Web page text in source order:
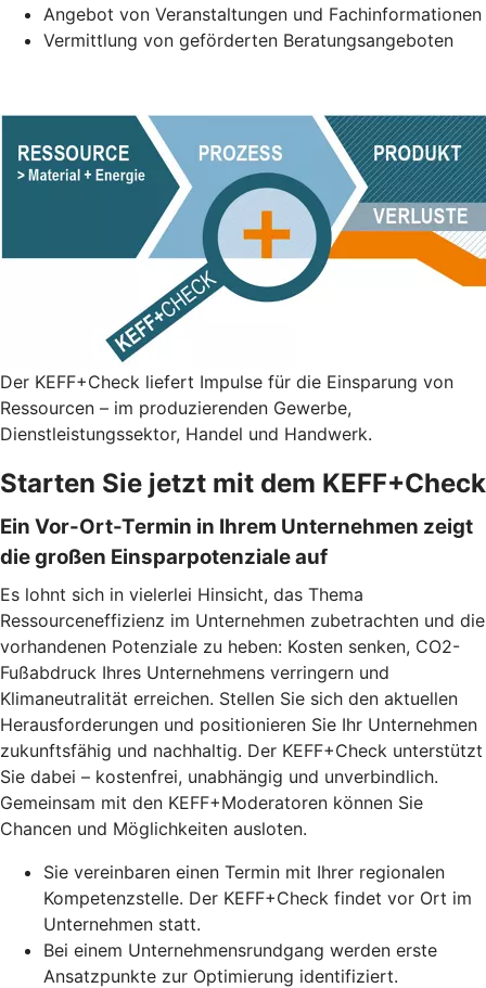
Angebot von Veranstaltungen und Fachinformationen
Vermittlung von geförderten Beratungsangeboten
Der KEFF+Check liefert Impulse für die Einsparung von
Ressourcen – im produzierenden Gewerbe,
Dienstleistungssektor, Handel und Handwerk.
Starten Sie jetzt mit dem KEFF+Check
Ein Vor-Ort-Termin in Ihrem Unternehmen zeigt
die großen Einsparpotenziale auf
Es lohnt sich in vielerlei Hinsicht, das Thema
Ressourceneffizienz im Unternehmen zubetrachten und die
vorhandenen Potenziale zu heben: Kosten senken, CO2-
Fußabdruck Ihres Unternehmens verringern und
Klimaneutralität erreichen. Stellen Sie sich den aktuellen
Herausforderungen und positionieren Sie Ihr Unternehmen
zukunftsfähig und nachhaltig. Der KEFF+Check unterstützt
Sie dabei – kostenfrei, unabhängig und unverbindlich.
Gemeinsam mit den KEFF+Moderatoren können Sie
Chancen und Möglichkeiten ausloten.
Sie vereinbaren einen Termin mit Ihrer regionalen
Kompetenzstelle. Der KEFF+Check findet vor Ort im
Unternehmen statt.
Bei einem Unternehmensrundgang werden erste
Ansatzpunkte zur Optimierung identifiziert.